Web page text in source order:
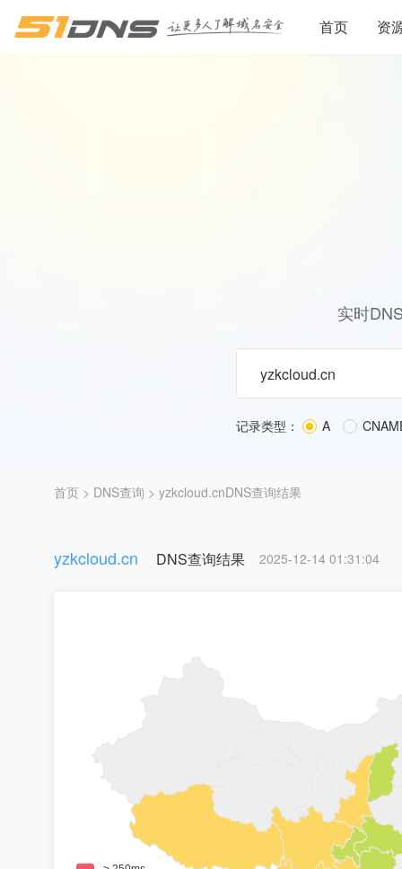
首页 资
实时
记录类型： A
首页 > DNS查询 > yzkcloud.cnDNS查询结果
yzkcloud.cn DNS查询结果 2025-12-14 01:31:04